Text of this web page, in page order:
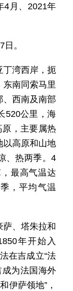
4月、2021年
。
丁湾西岸，扼
南同索马里
、西南及南部
520公里，海
原，主要属热
以高原和山地
、热两季。4
最高气温达
，平均气温
、塔朱拉和
年开始入
在吉成立“法
成为法国海外
伊萨领地”，